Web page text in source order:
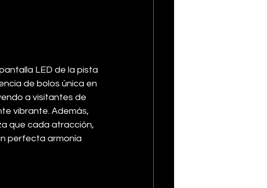
LED de la pista
de bolos única en
a visitantes de
vibrante. Además,
que cada atracción,
perfecta armonía